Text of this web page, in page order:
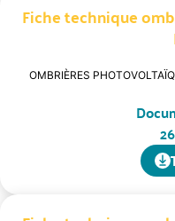
Fiche technique
OMBRIÈRES